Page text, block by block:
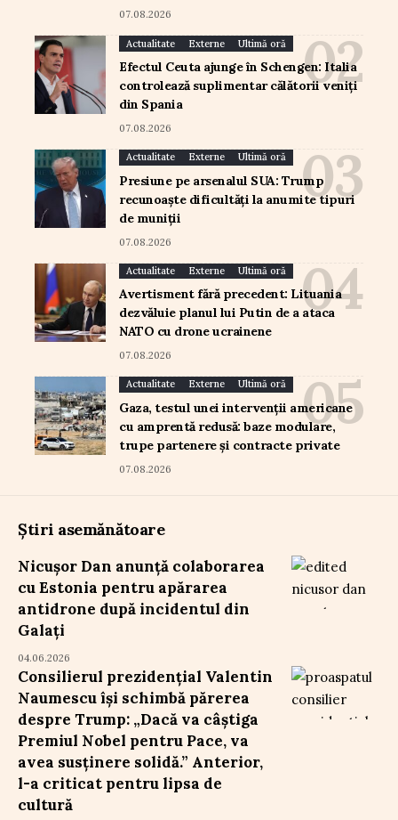
07.08.2026
Actualitate Externe Ultimă oră
Efectul Ceuta ajunge în Schengen: Italia
controlează suplimentar călătorii veniți
din Spania
07.08.2026
Actualitate Externe Ultimă oră
Presiune pe arsenalul SUA: Trump
recunoaște dificultăți la anumite tipuri
de muniții
07.08.2026
Actualitate Externe Ultimă oră
Avertisment fără precedent: Lituania
dezvăluie planul lui Putin de a ataca
NATO cu drone ucrainene
07.08.2026
Actualitate Externe Ultimă oră
Gaza, testul unei intervenții americane
cu amprentă redusă: baze modulare,
trupe partenere și contracte private
07.08.2026
Știri asemănătoare
Nicușor Dan anunță colaborarea
cu Estonia pentru apărarea
antidrone după incidentul din
Galați
04.06.2026
Consilierul prezidențial Valentin
Naumescu își schimbă părerea
despre Trump: „Dacă va câștiga
Premiul Nobel pentru Pace, va
avea susținere solidă.” Anterior,
l-a criticat pentru lipsa de
cultură